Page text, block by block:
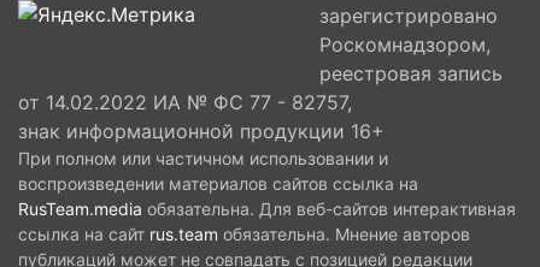
зарегистрировано
Роскомнадзором,
реестровая запись
от 14.02.2022 ИА № ФС 77 - 82757,
знак информационной продукции 16+
При полном или частичном использовании и
воспроизведении материалов сайтов ссылка на
RusTeam.media обязательна. Для веб-сайтов интерактивная
ссылка на сайт rus.team обязательна. Мнение авторов
публикаций может не совпадать с позицией редакции